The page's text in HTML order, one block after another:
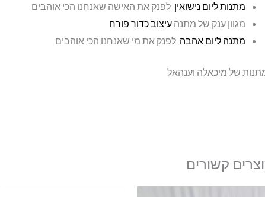
מתנות ליום נישואין לפנק את האישה שאנחנו הכי אוהבים
מגוון ענק של מתנה עיצוב כדור פורח
מתנה ליום אהבה לפנק את מי שאנחנו הכי אוהבים
של מיכאלה וענהאל
קשורים